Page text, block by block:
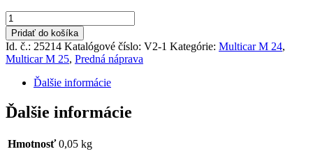
množstvo
Gufero
55x80x10
Pridať do košíka
Id. č.: 25214 Katalógové číslo: V2-1 Kategórie: Multicar M 24,
Multicar M 25, Predná náprava
Ďalšie informácie
Ďalšie informácie
Hmotnosť 0,05 kg